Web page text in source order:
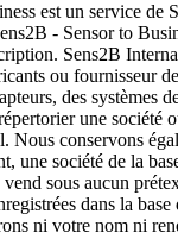
est un service de
- Sensor to
Sens2B
ou fournisseur
des systèmes
une société
Nous conservons
une société de la
sous aucun
dans la base
ni votre nom ni